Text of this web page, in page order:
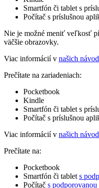
Smartfón či tablet s
Počítač s príslušnou
Nie je možné meniť veľkosť
väčšie obrazovky.
Viac informácií v našich
Prečítate na zariadeniach:
Pocketbook
Kindle
Smartfón či tablet s
Počítač s príslušnou
Viac informácií v našich
Prečítate na:
Pocketbook
Smartfón či tablet s
Počítač s